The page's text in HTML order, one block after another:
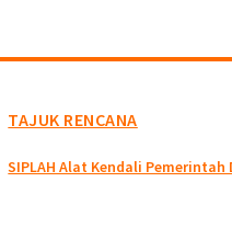
TAJUK RENCANA
SIPLAH Alat Kendali